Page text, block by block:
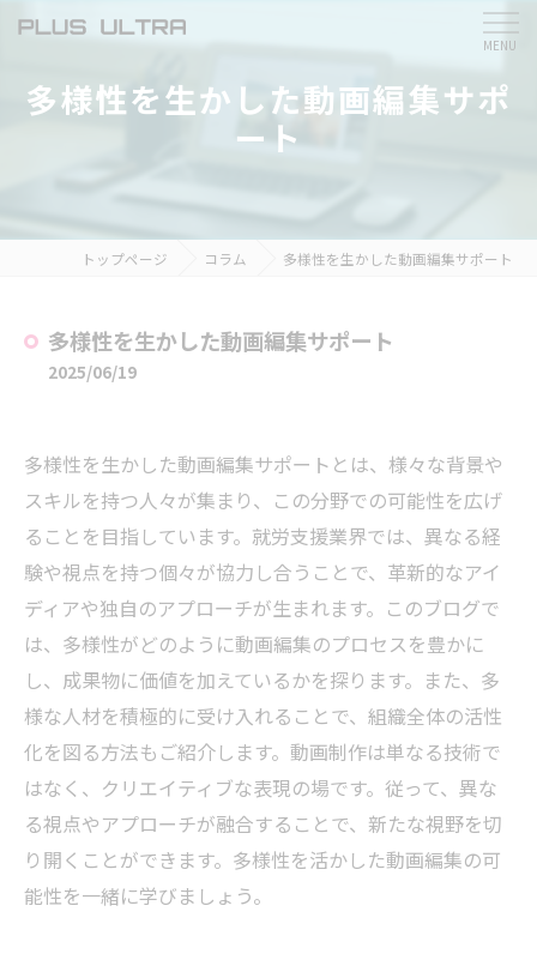
多様性を生かした動画編集サポ
ート
トップページ コラム 多様性を生かした動画編集サポート
多様性を生かした動画編集サポート
2025/06/19
多様性を生かした動画編集サポートとは、様々な背景や
スキルを持つ人々が集まり、この分野での可能性を広げ
ることを目指しています。就労支援業界では、異なる経
験や視点を持つ個々が協力し合うことで、革新的なアイ
ディアや独自のアプローチが生まれます。このブログで
は、多様性がどのように動画編集のプロセスを豊かに
し、成果物に価値を加えているかを探ります。また、多
様な人材を積極的に受け入れることで、組織全体の活性
化を図る方法もご紹介します。動画制作は単なる技術で
はなく、クリエイティブな表現の場です。従って、異な
る視点やアプローチが融合することで、新たな視野を切
り開くことができます。多様性を活かした動画編集の可
能性を一緒に学びましょう。